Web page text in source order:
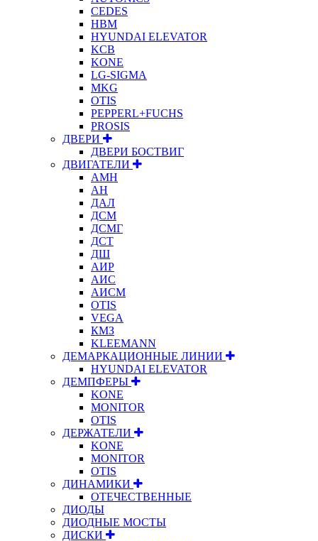
CEDES
HBM
HYUNDAI ELEVATOR
KCB
KONE
LG-SIGMA
MKG
OTIS
PEPPERL+FUCHS
PROSIS
ДВЕРИ
ДВЕРИ БОСТВИГ
ДВИГАТЕЛИ
АМН
АН
ДАЛ
ДСМ
ДСМГ
ДСТ
ДШ
АИР
АИС
АИСМ
OTIS
VEGA
КМЗ
KLEEMANN
ДЕМАРКАЦИОННЫЕ ЛИНИИ
HYUNDAI ELEVATOR
ДЕМПФЕРЫ
KONE
MONITOR
OTIS
ДЕРЖАТЕЛИ
KONE
MONITOR
OTIS
ДИНАМИКИ
ОТЕЧЕСТВЕННЫЕ
ДИОДЫ
ДИОДНЫЕ МОСТЫ
ДИСКИ